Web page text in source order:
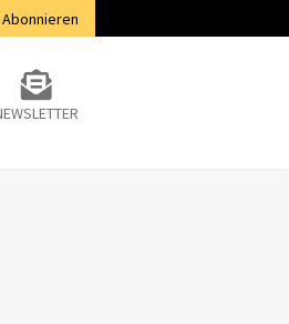
Abonnieren